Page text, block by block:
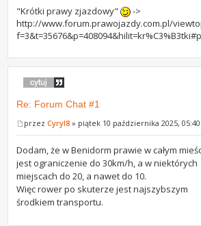
"Krótki prawy zjazdowy"
->
http://www.forum.prawojazdy.com.pl/
Re: Forum Chat #1
przezCyryl8 » piątek 10 października 2025, 05:40
Dodam, że w Benidorm prawie w całym
jest ograniczenie do 30km/h, a w niektórych
miejscach do 20, a nawet do 10.
Więc rower po skuterze jest najszybszym
środkiem transportu.